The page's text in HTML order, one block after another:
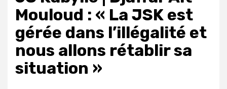
Mouloud : « La JSK est
gérée dans l’illégalité et
nous allons rétablir sa
situation »